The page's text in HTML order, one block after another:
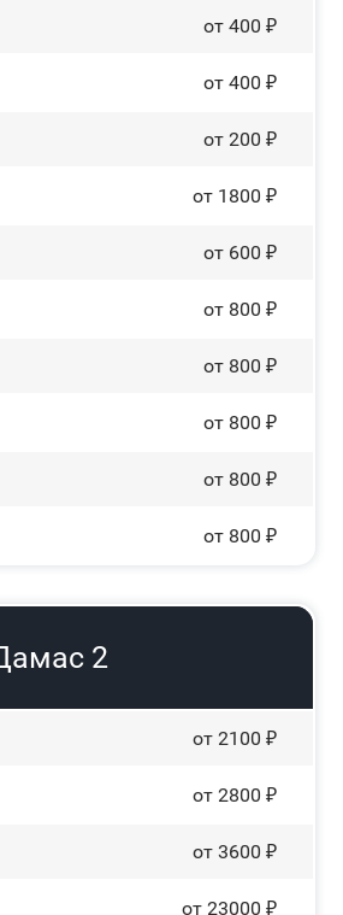
от 400 ₽
от 400 ₽
от 200 ₽
от 1800 ₽
от 600 ₽
от 800 ₽
от 800 ₽
от 800 ₽
от 800 ₽
от 800 ₽
2
от 2100 ₽
от 2800 ₽
от 3600 ₽
от 23000 ₽